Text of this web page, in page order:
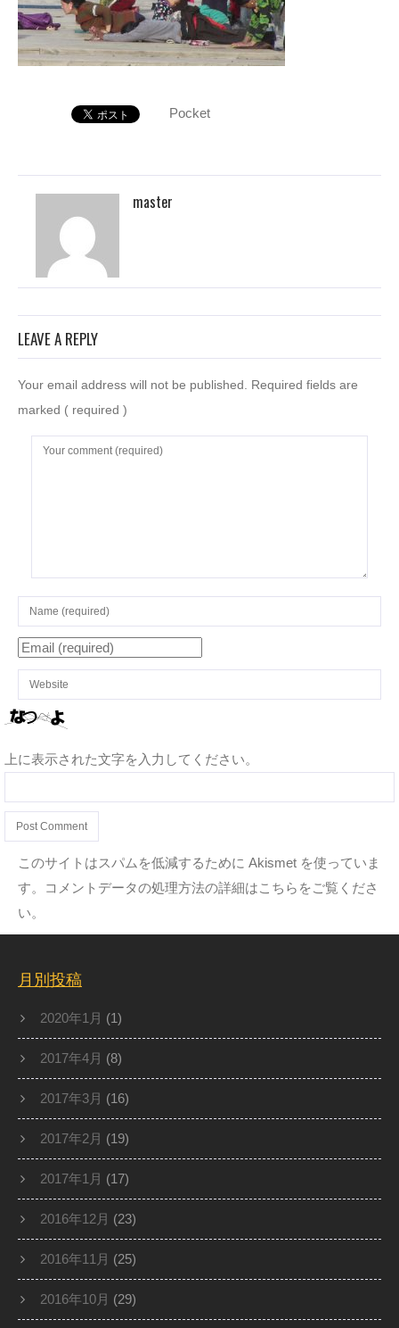
Pocket
master
LEAVE A REPLY
Your email address will not be published. Required fields are
marked ( required )
上に表示された文字を入力してください。
このサイトはスパムを低減するために Akismet を使っていま
す。
コメントデータの処理方法の詳細はこちらをご覧くださ
い。
月別投稿
2020年1月 (1)
2017年4月 (8)
2017年3月 (16)
2017年2月 (19)
2017年1月 (17)
2016年12月 (23)
2016年11月 (25)
2016年10月 (29)